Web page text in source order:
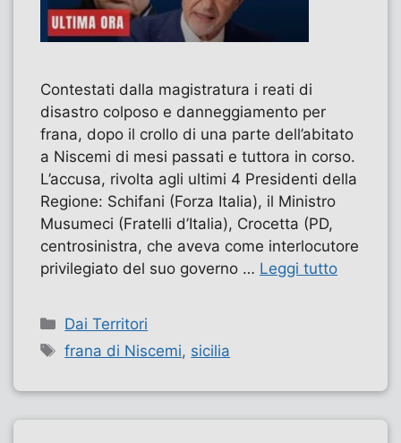
Contestati dalla magistratura i reati di
disastro colposo e danneggiamento per
frana, dopo il crollo di una parte dell’abitato
a Niscemi di mesi passati e tuttora in corso.
L’accusa, rivolta agli ultimi 4 Presidenti della
Regione: Schifani (Forza Italia), il Ministro
Musumeci (Fratelli d’Italia), Crocetta (PD,
centrosinistra, che aveva come interlocutore
privilegiato del suo governo … Leggi tutto
Categorie
Dai Territori
Tag
frana di Niscemi, sicilia